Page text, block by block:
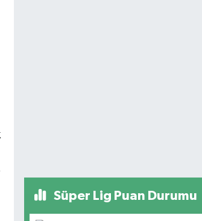
Süper Lig Puan Durumu